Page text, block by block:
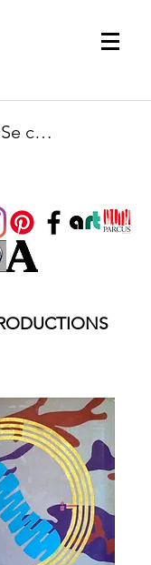
Se connecter